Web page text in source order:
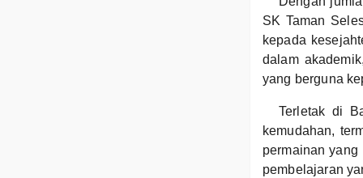
SK Taman
kepada
dalam
yang berguna
Terletak di
kemudahan,
permainan
pembelajaran